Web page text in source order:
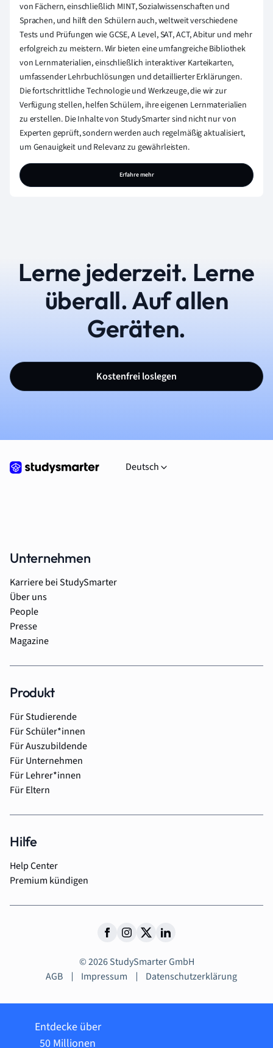
von Fächern, einschließlich MINT, Sozialwissenschaften und
Sprachen, und hilft den Schülern auch, weltweit verschiedene
Tests und Prüfungen wie GCSE, A Level, SAT, ACT, Abitur und mehr
erfolgreich zu meistern. Wir bieten eine umfangreiche Bibliothek
von Lernmaterialien, einschließlich interaktiver Karteikarten,
umfassender Lehrbuchlösungen und detaillierter Erklärungen.
Die fortschrittliche Technologie und Werkzeuge, die wir zur
Verfügung stellen, helfen Schülern, ihre eigenen Lernmaterialien
zu erstellen. Die Inhalte von StudySmarter sind nicht nur von
Experten geprüft, sondern werden auch regelmäßig aktualisiert,
um Genauigkeit und Relevanz zu gewährleisten.
Erfahre mehr
Lerne jederzeit. Lerne
überall. Auf allen
Geräten.
Kostenfrei loslegen
Deutsch
Unternehmen
Karriere bei StudySmarter
Über uns
People
Presse
Magazine
Produkt
Für Studierende
Für Schüler*innen
Für Auszubildende
Für Unternehmen
Für Lehrer*innen
Für Eltern
Hilfe
Help Center
Premium kündigen
© 2026 StudySmarter GmbH
AGB
Impressum Datenschutzerklärung
Entdecke über
50 Millionen